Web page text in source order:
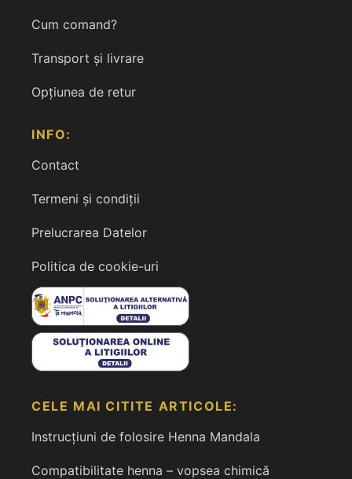
Cum comand?
Transport și livrare
Opțiunea de retur
INFO:
Contact
Termeni și condiții
Prelucrarea Datelor
Politica de cookie-uri
CELE MAI CITITE ARTICOLE:
Instrucțiuni de folosire Henna Mandala
Compatibilitate henna – vopsea chimică